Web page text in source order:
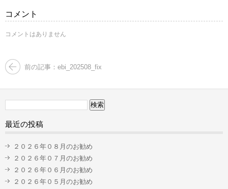
コメント
コメントはありません
前の記事：ebi_202508_fix
最近の投稿
２０２６年０８月のお勧め
２０２６年０７月のお勧め
２０２６年０６月のお勧め
２０２６年０５月のお勧め